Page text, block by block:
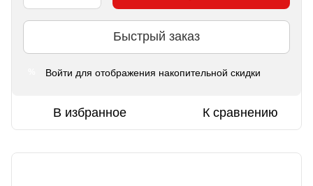
Быстрый заказ
Войти для отображения накопительной скидки
В избранное К сравнению